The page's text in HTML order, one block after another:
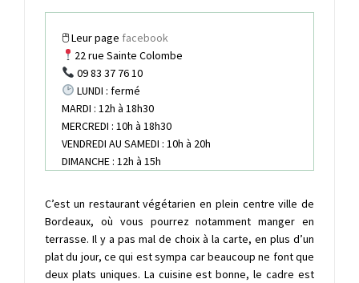
🖱 Leur page facebook
22 rue Sainte Colombe
09 83 37 76 10
LUNDI : fermé
MARDI : 12h à 18h30
MERCREDI : 10h à 18h30
VENDREDI AU SAMEDI : 10h à 20h
DIMANCHE : 12h à 15h
C’est un restaurant végétarien en plein centre ville de
Bordeaux, où vous pourrez notamment manger en
terrasse. Il y a pas mal de choix à la carte, en plus d’un
plat du jour, ce qui est sympa car beaucoup ne font que
deux plats uniques. La cuisine est bonne, le cadre est